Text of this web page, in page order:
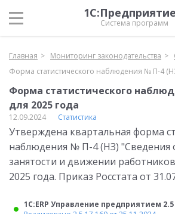
Система программ
Главная Мониторинг законодательства
Форма статистического наблюдения № П-4
Форма статистического
для 2025 года
12.09.2024 Статистика
Утверждена квартальная форма
наблюдения № П-4 (НЗ) "Сведения
занятости и движении
2025 года. Приказ Росстата от
1С:ERP Управление предприятием 2.5